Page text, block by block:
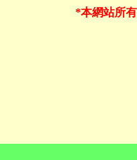
*本網站所